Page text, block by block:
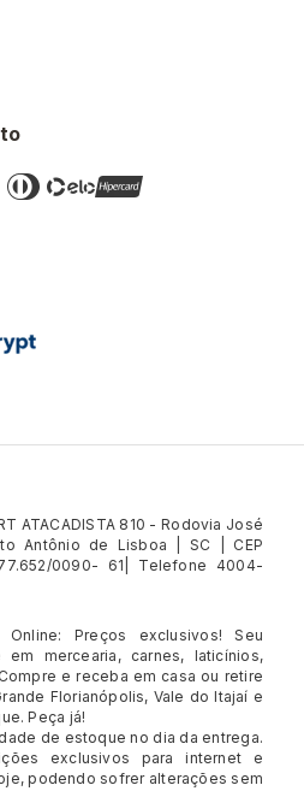
Online: Preços exclusivos! Seu
em mercearia, carnes, laticínios,
e receba em casa ou retire
Florianópolis, Vale do Itajaí e
Peça já!
ATACADISTA 810 - Rodovia José
Antônio de Lisboa | SC | CEP
0090- 61| Telefone 4004-
de estoque no dia da entrega.
exclusivos para internet e
podendo sofrer alterações sem